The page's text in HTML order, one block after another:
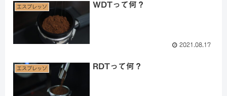
エスプレッソ WDTって何？
2021.08.17
エスプレッソ RDTって何？